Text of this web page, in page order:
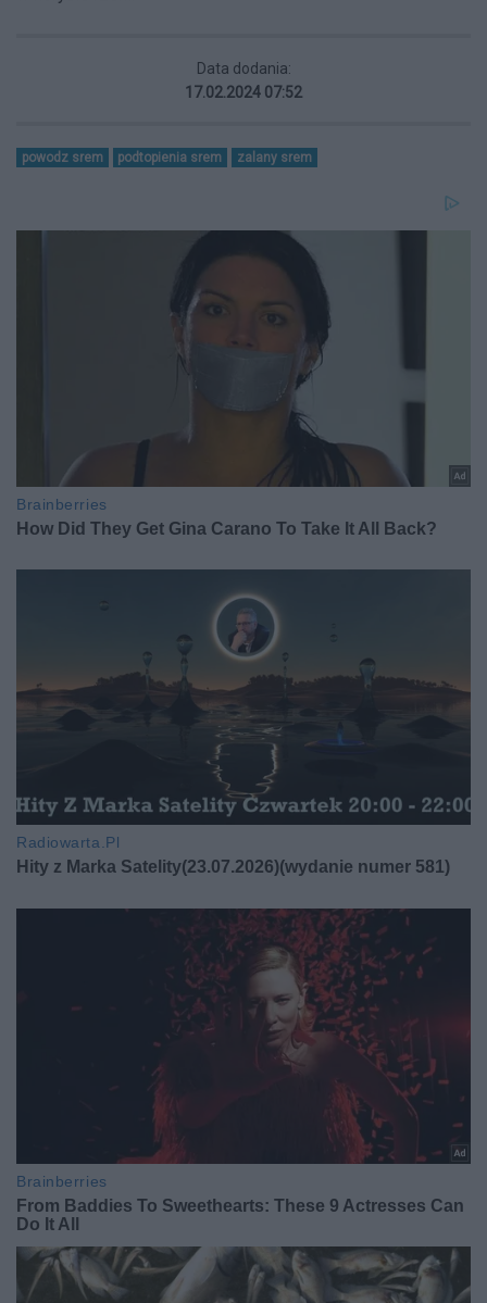
Data dodania:
17.02.2024 07:52
powodz srem podtopienia srem zalany srem